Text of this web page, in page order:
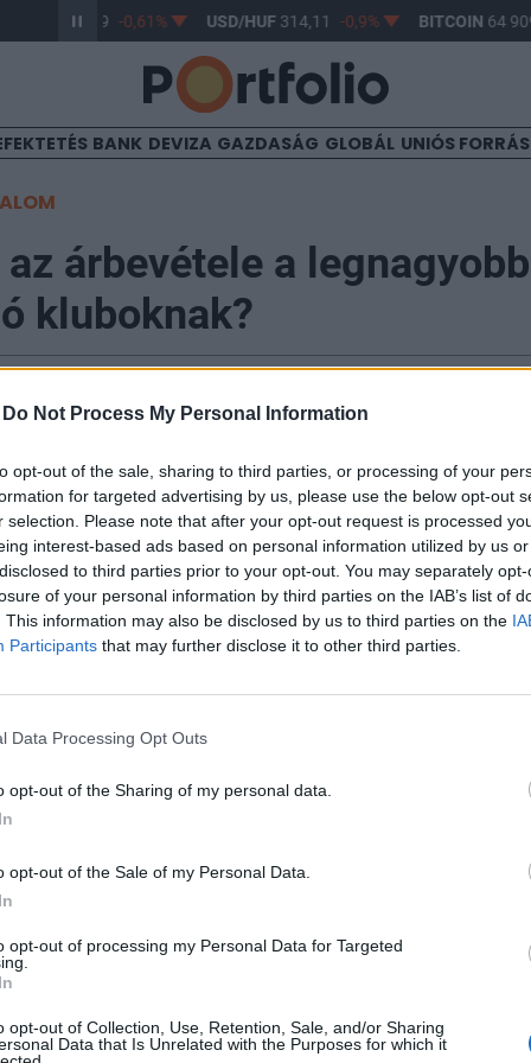
Do Not Process My Personal Information
opt-out of the sale, sharing to third parties, or processing of your
for targeted advertising by us, please use the below opt-out
selection. Please note that after your opt-out request is processed
interest-based ads based on personal information utilized by us
to third parties prior to your opt-out. You may separately
of your personal information by third parties on the IAB’s list of
This information may also be disclosed by us to third parties on the
Participants that may further disclose it to other third parties.
Data Processing Opt Outs
opt-out of the Sharing of my personal data.
opt-out of the Sale of my Personal Data.
opt-out of processing my Personal Data for Targeted
opt-out of Collection, Use, Retention, Sale, and/or Sharing
Data that Is Unrelated with the Purposes for which it
363,19 -0,61% USD/HUF314,11 -0,9% BITCOIN64
BANK DEVIZA GAZDASÁG GLOBÁL UNIÓS
árbevétele a legnagyobb
kluboknak?
cég legfrissebb "Football Money League"
a Real Madrid a legnagyobb árbevételt elérő
United és a Barcelona a második illetve a
szerint, amely árbevétel alapján rangsorolja a
A három dobogós csapat mindegyike több mint 300
A "Football Money League" kiadványban
2008-as idényre vonatkozó aktuális pénzügyi
helyen végzett az idei listán, a bajor csapatot pedig a
Real Madrid 2007/2008-as idényben elért 4 százalékos
portfolio.hu hírarchívumához tartozik, melynek olvasása
tartalmazza:
elmúlt 2 év napon belüli